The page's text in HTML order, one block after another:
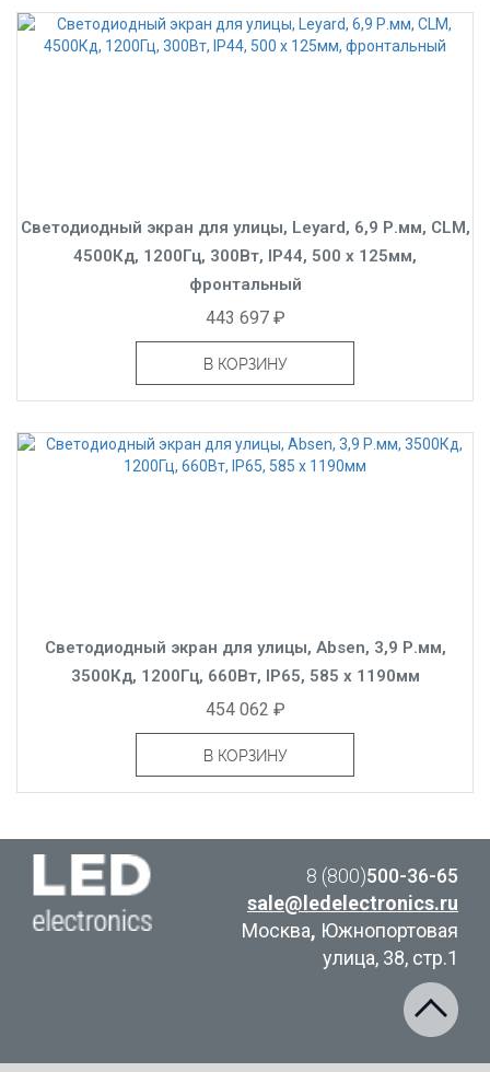
Светодиодный экран для улицы, Leyard, 6,9 Р.мм, CLM,
4500Кд, 1200Гц, 300Вт, IP44, 500 x 125мм,
фронтальный
443 697 ₽
В КОРЗИНУ
Светодиодный экран для улицы, Absen, 3,9 Р.мм,
3500Кд, 1200Гц, 660Вт, IP65, 585 x 1190мм
454 062 ₽
В КОРЗИНУ
8 (800)500-36-65
sale@ledelectronics.ru
Москва, Южнопортовая
улица, 38, стр.1